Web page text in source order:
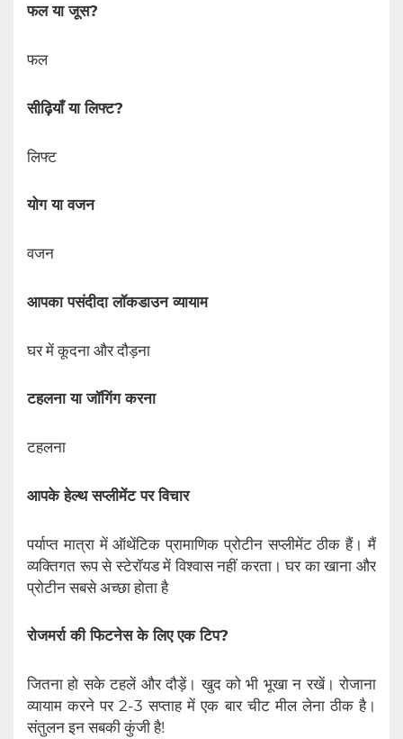
फल या जूस?
फल
सीढ़ियाँ या लिफ्ट?
लिफ्ट
योग या वजन
वजन
आपका पसंदीदा लॉकडाउन व्यायाम
घर में कूदना और दौड़ना
टहलना या जॉगिंग करना
टहलना
आपके हेल्थ सप्लीमेंट पर विचार
पर्याप्त मात्रा में ऑथेंटिक प्रामाणिक प्रोटीन सप्लीमेंट ठीक हैं। मैं
व्यक्तिगत रूप से स्टेरॉयड में विश्वास नहीं करता। घर का खाना और
प्रोटीन सबसे अच्छा होता है
रोजमर्रा की फिटनेस के लिए एक टिप?
जितना हो सके टहलें और दौड़ें। खुद को भी भूखा न रखें। रोजाना
व्यायाम करने पर 2-3 सप्ताह में एक बार चीट मील लेना ठीक है।
संतुलन इन सबकी कुंजी है!